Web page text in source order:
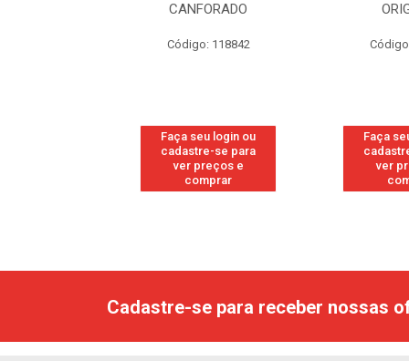
ORIGINAL
Código: 118877
Faça seu login ou
cadastre-se para
ver preços e
comprar
Faça
ver
Cadastre-se para receber nossas